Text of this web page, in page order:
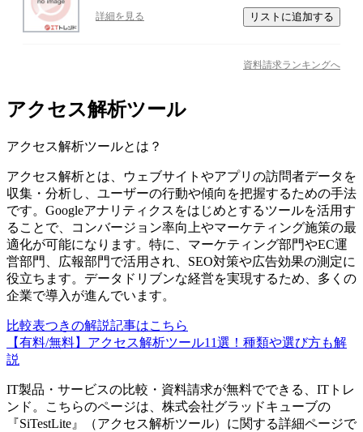
詳細を見る リストに追加する
資料請求ランキングへ
アクセス解析ツール
アクセス解析ツールとは？
アクセス解析とは、ウェブサイトやアプリの訪問者データを
収集・分析し、ユーザーの行動や傾向を把握するための手法
です。Googleアナリティクスをはじめとするツールを活用す
ることで、コンバージョン率向上やマーケティング施策の最
適化が可能になります。特に、マーケティング部門やEC運
営部門、広報部門で活用され、SEO対策や広告効果の測定に
役立ちます。データドリブンな経営を実現するため、多くの
企業で導入が進んでいます。
比較表つきの解説記事はこちら
【有料/無料】アクセス解析ツール11選！種類や選び方も解
説
IT製品・サービスの比較・資料請求が無料でできる、ITトレ
ンド。こちらのページは、 株式会社グラッドキューブの
『SiTestLite 』（アクセス解析ツール）に関する詳細ページで